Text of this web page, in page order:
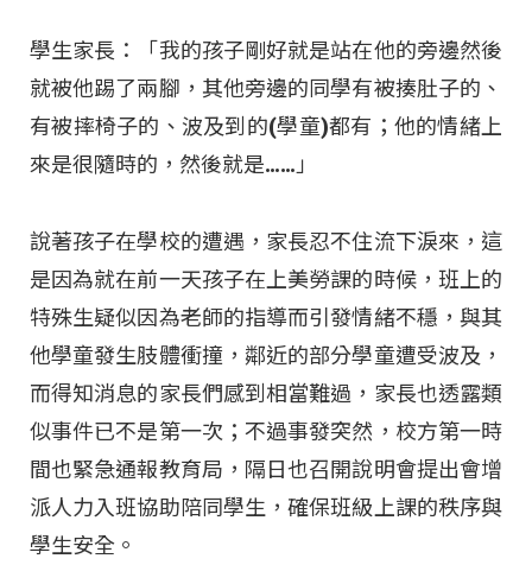
學生家長：「我的孩子剛好就是站在他的旁邊然後
就被他踢了兩腳，其他旁邊的同學有被揍肚子的、
有被摔椅子的、波及到的(學童)都有；他的情緒上
來是很隨時的，然後就是……」
說著孩子在學校的遭遇，家長忍不住流下淚來，這
是因為就在前一天孩子在上美勞課的時候，班上的
特殊生疑似因為老師的指導而引發情緒不穩，與其
他學童發生肢體衝撞，鄰近的部分學童遭受波及，
而得知消息的家長們感到相當難過，家長也透露類
似事件已不是第一次；不過事發突然，校方第一時
間也緊急通報教育局，隔日也召開說明會提出會增
派人力入班協助陪同學生，確保班級上課的秩序與
學生安全。